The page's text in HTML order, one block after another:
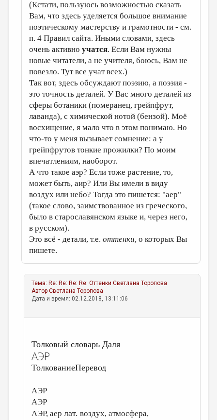
(Кстати, пользуюсь возможностью сказать
Вам, что здесь уделяется большое внимание
поэтическому мастерству и грамотности - см.
п. 4 Правил сайта. Иными словами, здесь
очень активноучатся. Если Вам нужны
новые читатели, а не учителя, боюсь, Вам не
повезло. Тут все учат всех.)
Так вот, здесь обсуждают поэзию, а поэзия -
это точность деталей. У Вас много деталей из
сферы ботаники (померанец, грейпфрут,
лаванда), с химической нотой (бензой). Моё
восхищение, я мало что в этом понимаю. Но
что-то у меня вызывает сомнение: а у
грейпфрутов тонкие прожилки? По моим
впечатлениям, наоборот.
А что такое аэр? Если тоже растение, то,
может быть, аир? Или Вы имели в виду
воздух или небо? Тогда это пишется: "аер"
(такое слово, заимствованное из греческого,
было в старославянском языке и, через него,
в русском).
Это всё - детали, т.е.оттенки, о которых Вы
пишете.
Тема: Re: Re: Re: Re: Оттенки Светлана Торопова
АвторСветлана Торопова
Дата и время: 02.12.2018, 13:11:06
Толковый словарь Даля
АЭР
ТолкованиеПеревод
АЭР
АЭР
АЭР, аерлат. воздух, атмосфера,